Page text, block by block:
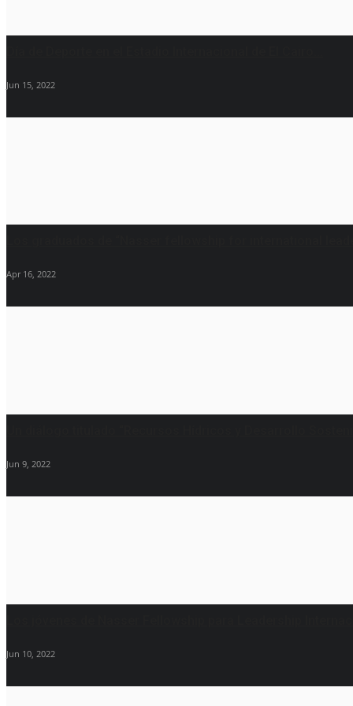
Jun 15, 2022
Apr 16, 2022
Jun 9, 2022
Jun 10, 2022